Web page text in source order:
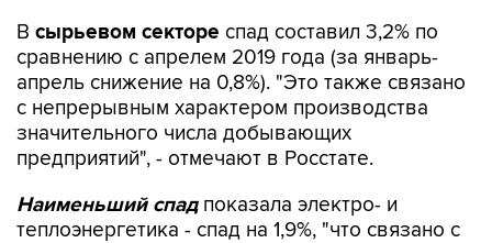
В сырьевом секторе спад составил 3,2% по
сравнению с апрелем 2019 года (за январь-
апрель снижение на 0,8%). "Это также связано
с непрерывным характером производства
значительного числа добывающих
предприятий", - отмечают в Росстате.
Наименьший спадпоказала электро- и
теплоэнергетика - спад на 1,9%, "что связано с